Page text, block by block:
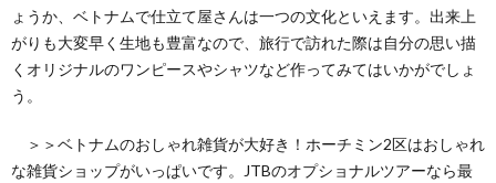
ょうか、ベトナムで仕立て屋さんは一つの文化といえます。出来上
がりも大変早く生地も豊富なので、旅行で訪れた際は自分の思い描
くオリジナルのワンピースやシャツなど作ってみてはいかがでしょ
う。
＞＞ベトナムのおしゃれ雑貨が大好き！ホーチミン2区はおしゃれ
な雑貨ショップがいっぱいです。JTBのオプショナルツアーなら最